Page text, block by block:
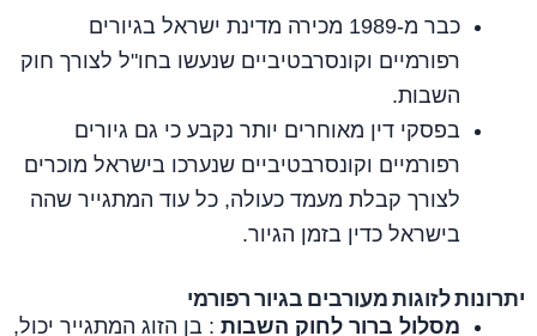
כבר מ‑1989 מכירה מדינת ישראל בגיורים
רפורמיים וקונסרבטיביים שנעשו בחו"ל לצורך חוק
השבות.
בפסקי דין מאוחרים יותר נקבע כי גם גיורים
רפורמיים וקונסרבטיביים שנערכו בישראל מוכרים
לצורך קבלת מעמד כעולה, כל עוד המתגייר שהה
בישראל כדין בזמן הגיור.
יתרונות לזוגות מעורבים בגיור רפורמי
מסלול ברור לחוק השבות : בן הזוג המתגייר יכול,